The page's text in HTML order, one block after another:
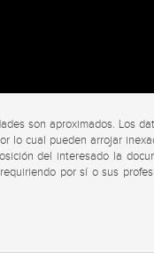
son aproximados. Los
lo cual pueden arrojar
del interesado la
por sí o sus